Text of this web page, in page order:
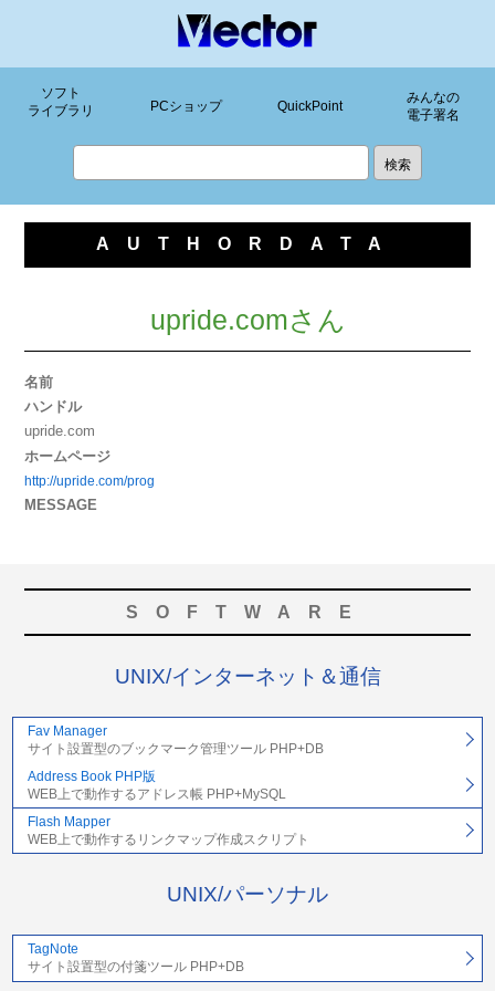
ソフト
ライブラリ
PCショップ QuickPoint
みんなの
電子署名
AUTHORDATA
upride.comさん
名前
ハンドル
upride.com
ホームページ
http://upride.com/prog
MESSAGE
SOFTWARE
UNIX/インターネット＆通信
Fav Manager
サイト設置型のブックマーク管理ツール PHP+DB
Address Book PHP版
WEB上で動作するアドレス帳 PHP+MySQL
Flash Mapper
WEB上で動作するリンクマップ作成スクリプト
UNIX/パーソナル
TagNote
サイト設置型の付箋ツール PHP+DB